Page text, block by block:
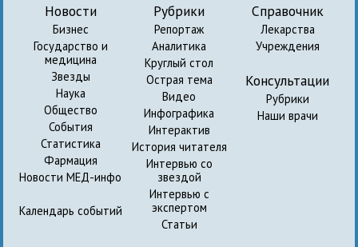
Новости
Бизнес
Государство и
медицина
Звезды
Наука
Общество
События
Статистика
Фармация
Новости МЕД-инфо
Календарь событий
Рубрики
Репортаж
Аналитика
Круглый стол
Острая тема
Видео
Инфографика
Интерактив
История читателя
Интервью со
звездой
Интервью с
экспертом
Статьи
Справочник
Лекарства
Учреждения
Консультации
Рубрики
Наши врачи